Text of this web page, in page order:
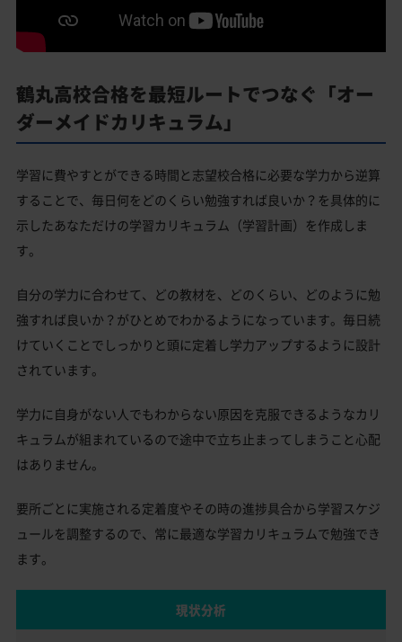
鶴丸高校合格を最短ルートでつなぐ「オー
ダーメイドカリキュラム」
学習に費やすとができる時間と志望校合格に必要な学力から逆算
することで、毎日何をどのくらい勉強すれば良いか？を具体的に
示したあなただけの学習カリキュラム（学習計画）を作成しま
す。
自分の学力に合わせて、どの教材を、どのくらい、どのように勉
強すれば良いか？がひとめでわかるようになっています。毎日続
けていくことでしっかりと頭に定着し学力アップするように設計
されています。
学力に自身がない人でもわからない原因を克服できるようなカリ
キュラムが組まれているので途中で立ち止まってしまうこと心配
はありません。
要所ごとに実施される定着度やその時の進捗具合から学習スケジ
ュールを調整するので、常に最適な学習カリキュラムで勉強でき
ます。
現状分析